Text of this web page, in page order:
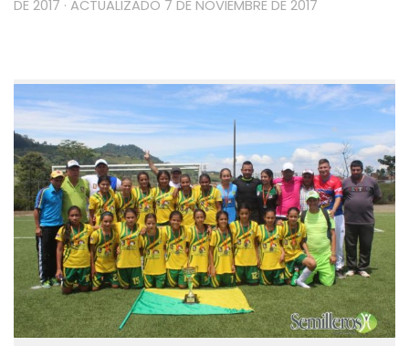
DE 2017 · ACTUALIZADO 7 DE NOVIEMBRE DE 2017